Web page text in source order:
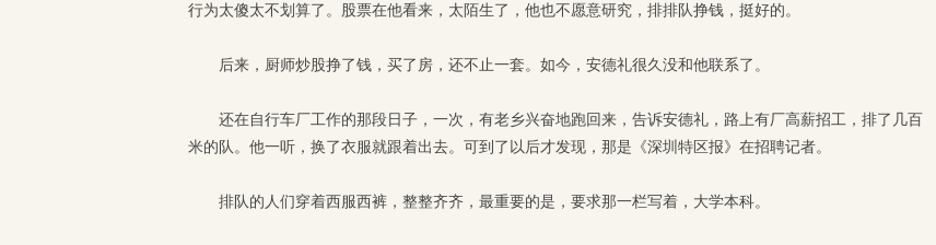
行为太傻太不划算了。股票在他看来，太陌生了，他也不愿意研究，排排队挣钱，挺好的。
后来，厨师炒股挣了钱，买了房，还不止一套。如今，安德礼很久没和他联系了。
还在自行车厂工作的那段日子，一次，有老乡兴奋地跑回来，告诉安德礼，路上有厂高薪招工，排了几百
米的队。他一听，换了衣服就跟着出去。可到了以后才发现，那是《深圳特区报》在招聘记者。
排队的人们穿着西服西裤，整整齐齐，最重要的是，要求那一栏写着，大学本科。